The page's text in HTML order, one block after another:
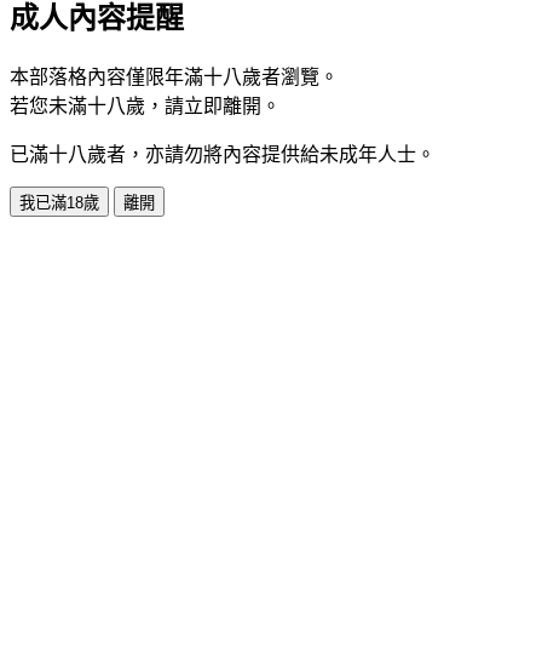
成人內容提醒
本部落格內容僅限年滿十八歲者瀏覽。
若您未滿十八歲，請立即離開。
已滿十八歲者，亦請勿將內容提供給未成年人士。
我已滿18歲 離開